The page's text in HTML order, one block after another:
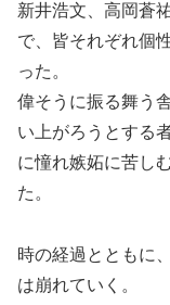
新井浩文、高岡蒼
で、皆それぞれ個
った。
偉そうに振る舞う
い上がろうとする
に憧れ嫉妬に苦し
た。
時の経過とともに
は崩れていく。